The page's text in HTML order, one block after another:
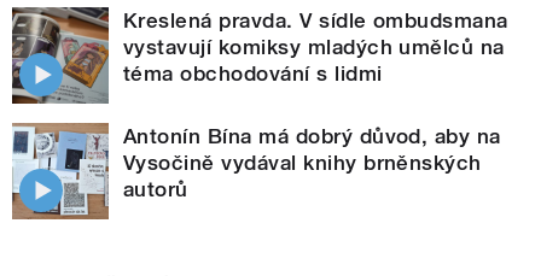
Kreslená pravda. V sídle ombudsmana
vystavují komiksy mladých umělců na
téma obchodování s lidmi
Antonín Bína má dobrý důvod, aby na
Vysočině vydával knihy brněnských
autorů